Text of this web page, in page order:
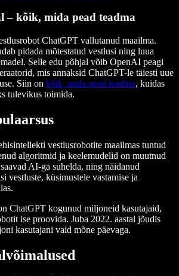
– kõik, mida pead teadma
ChatGPT vallutanud maailma.
pidada mõtestatud vestlusi ning luua
Selle edu põhjal võib OpenAI peagi
mis annaksid ChatGPT-le täiesti uue
Siin on kõik, mida pead teadma, kuidas
tulevikus toimida.
vestlusrobotite maailmas tuntud
algoritmid ja keelemudelid on muutnud
AI-ga suhelda, ning näidanud
vestluste, küsimustele vastamise ja
ChatGPT kogunud miljoneid kasutajaid,
ise proovida. Juba 2022. aastal jõudis
kasutajani vaid mõne päevaga.